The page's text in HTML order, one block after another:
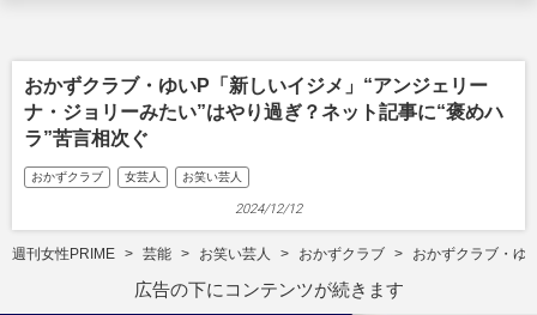
おかずクラブ・ゆいP「新しいイジメ」“アンジェリー
ナ・ジョリーみたい”はやり過ぎ？ネット記事に“褒めハ
ラ”苦言相次ぐ
おかずクラブ 女芸人 お笑い芸人
2024/12/12
週刊女性PRIME 芸能 お笑い芸人 おかずクラブ おかずクラブ・ゆ
広告の下にコンテンツが続きます